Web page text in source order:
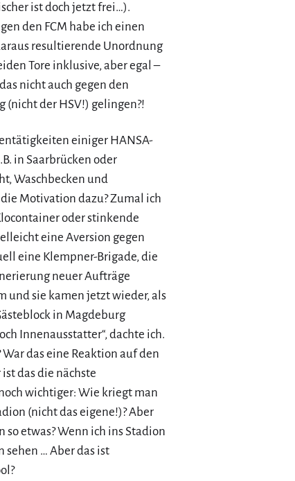
ist doch jetzt frei…).
den FCM habe ich einen
resultierende Unordnung
Tore inklusive, aber egal –
nicht auch gegen den
(nicht der HSV!) gelingen?!
einiger HANSA-
in Saarbrücken oder
Waschbecken und
Motivation dazu? Zumal ich
oder stinkende
eine Aversion gegen
eine Klempner-Brigade, die
neuer Aufträge
und sie kamen jetzt wieder, als
in Magdeburg
Innenausstatter“, dachte ich.
das eine Reaktion auf den
das die nächste
wichtiger: Wie kriegt man
(nicht das eigene!)? Aber
etwas? Wenn ich ins Stadion
sehen … Aber das ist